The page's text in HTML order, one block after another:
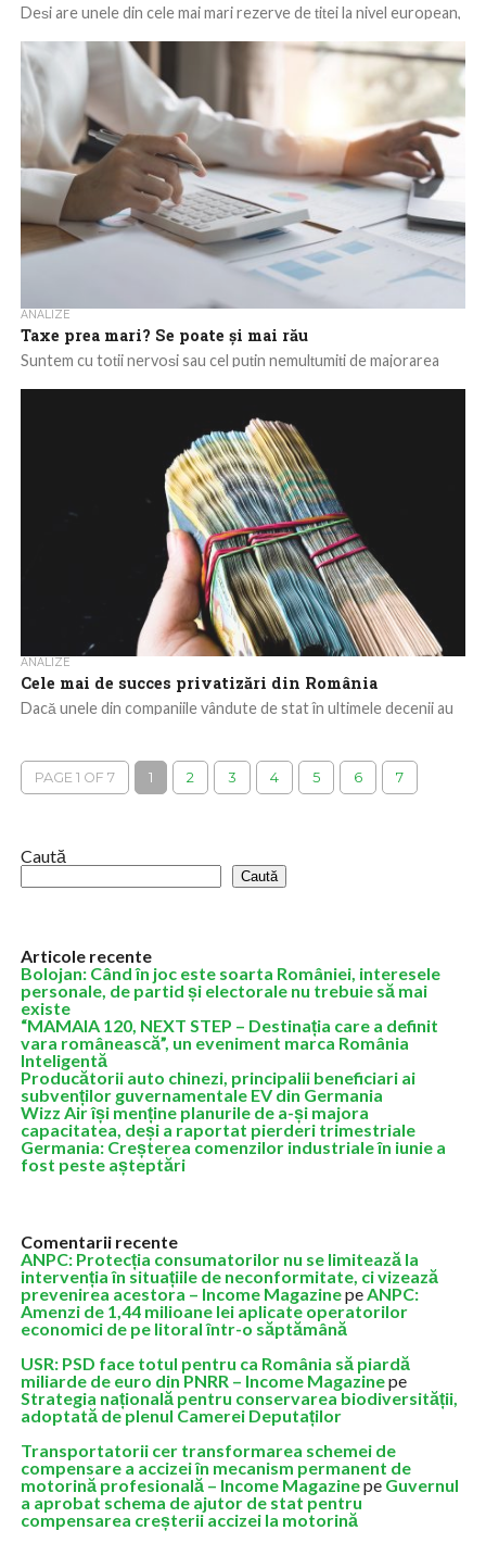
Deși are unele din cele mai mari rezerve de țiței la nivel european,
ANALIZE
Taxe prea mari? Se poate și mai rău
Suntem cu toții nervoși sau cel puțin nemulțumiți de majorarea
ANALIZE
Cele mai de succes privatizări din România
Dacă unele din companiile vândute de stat în ultimele decenii au
PAGE 1 OF 7 1 2 3 4 5 6 7
Caută
Caută
Articole recente
Bolojan: Când în joc este soarta României, interesele
personale, de partid și electorale nu trebuie să mai
existe
“MAMAIA 120, NEXT STEP – Destinația care a definit
vara românească”, un eveniment marca România
Inteligentă
Producătorii auto chinezi, principalii beneficiari ai
subvenților guvernamentale EV din Germania
Wizz Air își menține planurile de a-și majora
capacitatea, deși a raportat pierderi trimestriale
Germania: Creșterea comenzilor industriale în iunie a
fost peste așteptări
Comentarii recente
ANPC: Protecția consumatorilor nu se limitează la
intervenția în situațiile de neconformitate, ci vizează
prevenirea acestora – Income MagazinepeANPC:
Amenzi de 1,44 milioane lei aplicate operatorilor
economici de pe litoral într-o săptămână
USR: PSD face totul pentru ca România să piardă
miliarde de euro din PNRR – Income Magazinepe
Strategia națională pentru conservarea biodiversității,
adoptată de plenul Camerei Deputaților
Transportatorii cer transformarea schemei de
compensare a accizei în mecanism permanent de
motorină profesională – Income Magazinepe Guvernul
a aprobat schema de ajutor de stat pentru
compensarea creșterii accizei la motorină